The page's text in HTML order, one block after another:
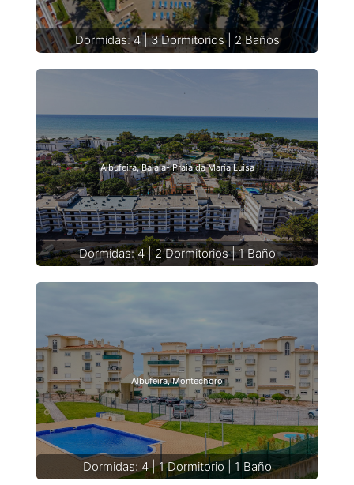
Dormidas: 4 | 3 Dormitorios | 2 Baños
Albufeira, Balaia- Praia da Maria Luisa
Dormidas: 4 | 2 Dormitorios | 1 Baño
Albufeira, Montechoro
Dormidas: 4 | 1 Dormitorio | 1 Baño